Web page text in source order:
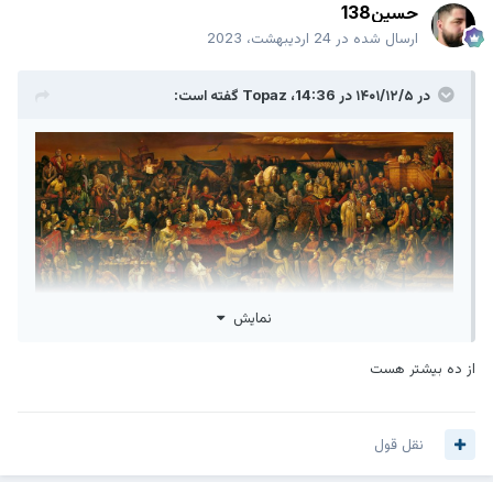
حسین138
ارسال شده در 24 اردیبهشت، 2023
در ۱۴۰۱/۱۲/۵ در 14:36، Topazگفته است:
نمایش
از ده بیشتر هست
نقل قول